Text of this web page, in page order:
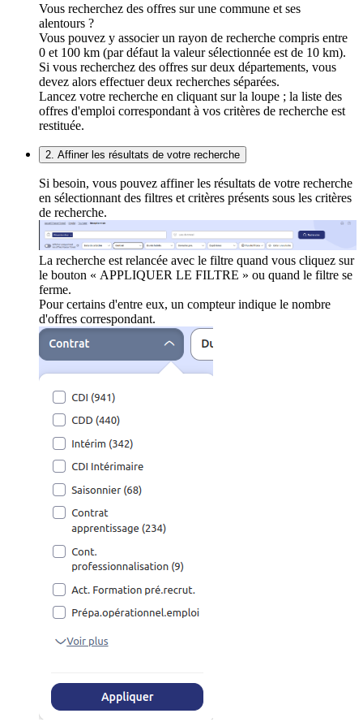
Vous recherchez des offres sur une commune et ses
alentours ?
Vous pouvez y associer un rayon de recherche compris entre
0 et 100 km (par défaut la valeur sélectionnée est de 10 km).
Si vous recherchez des offres sur deux départements, vous
devez alors effectuer deux recherches séparées.
Lancez votre recherche en cliquant sur la loupe ; la liste des
offres d'emploi correspondant à vos critères de recherche est
restituée.
2. Affiner les résultats de votre recherche
Si besoin, vous pouvez affiner les résultats de votre recherche
en sélectionnant des filtres et critères présents sous les critères
de recherche.
La recherche est relancée avec le filtre quand vous cliquez sur
le bouton « APPLIQUER LE FILTRE » ou quand le filtre se
ferme.
Pour certains d'entre eux, un compteur indique le nombre
d'offres correspondant.